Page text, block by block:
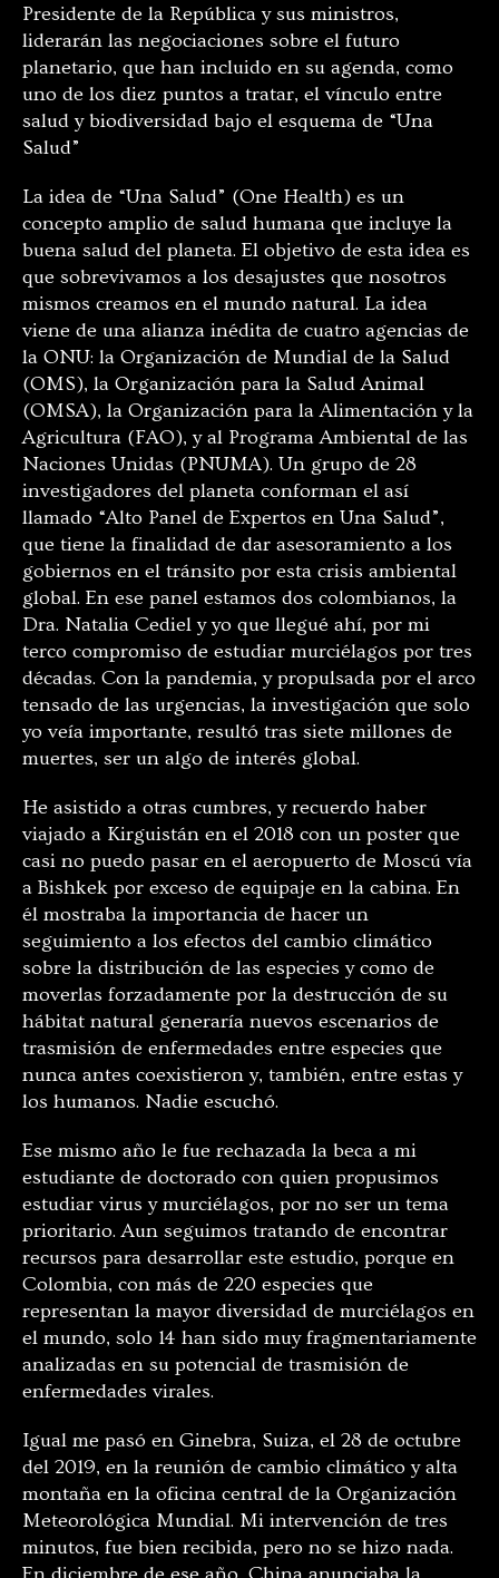
Presidente de la República y sus ministros,
liderarán las negociaciones sobre el futuro
planetario, que han incluido en su agenda, como
uno de los diez puntos a tratar, el vínculo entre
salud y biodiversidad bajo el esquema de “Una
Salud”
La idea de “Una Salud” (One Health) es un
concepto amplio de salud humana que incluye la
buena salud del planeta. El objetivo de esta idea es
que sobrevivamos a los desajustes que nosotros
mismos creamos en el mundo natural. La idea
viene de una alianza inédita de cuatro agencias de
la ONU: la Organización de Mundial de la Salud
(OMS), la Organización para la Salud Animal
(OMSA), la Organización para la Alimentación y la
Agricultura (FAO), y al Programa Ambiental de las
Naciones Unidas (PNUMA). Un grupo de 28
investigadores del planeta conforman el así
llamado “Alto Panel de Expertos en Una Salud”,
que tiene la finalidad de dar asesoramiento a los
gobiernos en el tránsito por esta crisis ambiental
global. En ese panel estamos dos colombianos, la
Dra. Natalia Cediel y yo que llegué ahí, por mi
terco compromiso de estudiar murciélagos por tres
décadas. Con la pandemia, y propulsada por el arco
tensado de las urgencias, la investigación que solo
yo veía importante, resultó tras siete millones de
muertes, ser un algo de interés global.
He asistido a otras cumbres, y recuerdo haber
viajado a Kirguistán en el 2018 con un poster que
casi no puedo pasar en el aeropuerto de Moscú vía
a Bishkek por exceso de equipaje en la cabina. En
él mostraba la importancia de hacer un
seguimiento a los efectos del cambio climático
sobre la distribución de las especies y como de
moverlas forzadamente por la destrucción de su
hábitat natural generaría nuevos escenarios de
trasmisión de enfermedades entre especies que
nunca antes coexistieron y, también, entre estas y
los humanos. Nadie escuchó.
Ese mismo año le fue rechazada la beca a mi
estudiante de doctorado con quien propusimos
estudiar virus y murciélagos, por no ser un tema
prioritario. Aun seguimos tratando de encontrar
recursos para desarrollar este estudio, porque en
Colombia, con más de 220 especies que
representan la mayor diversidad de murciélagos en
el mundo, solo 14 han sido muy fragmentariamente
analizadas en su potencial de trasmisión de
enfermedades virales.
Igual me pasó en Ginebra, Suiza, el 28 de octubre
del 2019, en la reunión de cambio climático y alta
montaña en la oficina central de la Organización
Meteorológica Mundial. Mi intervención de tres
minutos, fue bien recibida, pero no se hizo nada.